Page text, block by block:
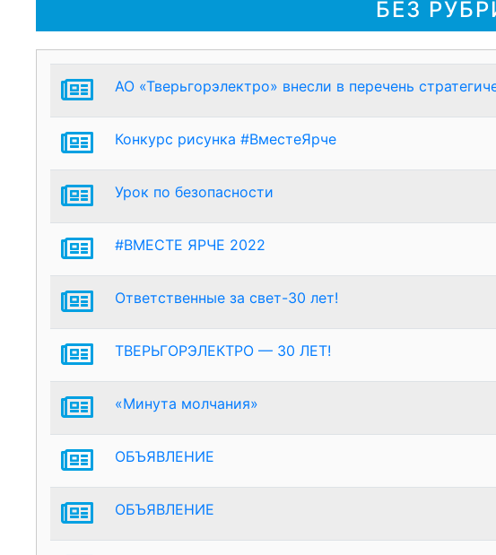
БЕЗ
АО «Тверьгорэлектро» внесли в перечень
Конкурс рисунка #ВместеЯрче
Урок по безопасности
#ВМЕСТЕ ЯРЧЕ 2022
Ответственные за свет-30 лет!
ТВЕРЬГОРЭЛЕКТРО — 30 ЛЕТ!
«Минута молчания»
ОБЪЯВЛЕНИЕ
ОБЪЯВЛЕНИЕ